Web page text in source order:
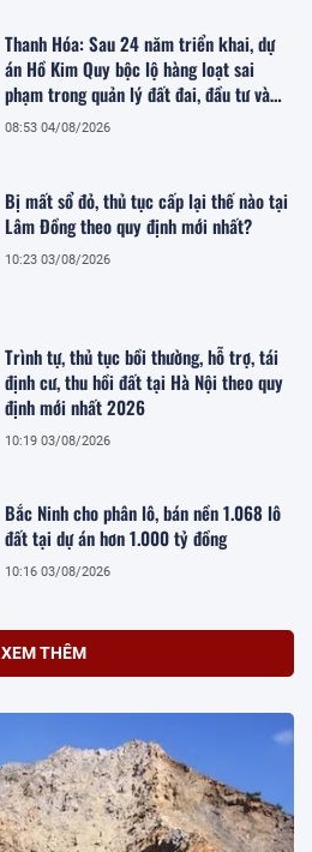
Thanh Hóa: Sau 24 năm triển khai, dự
án Hồ Kim Quy bộc lộ hàng loạt sai
phạm trong quản lý đất đai, đầu tư và
quy hoạch
08:53 04/08/2026
Bị mất sổ đỏ, thủ tục cấp lại thế nào tại
Lâm Đồng theo quy định mới nhất?
10:23 03/08/2026
Trình tự, thủ tục bồi thường, hỗ trợ, tái
định cư, thu hồi đất tại Hà Nội theo quy
định mới nhất 2026
10:19 03/08/2026
Bắc Ninh cho phân lô, bán nền 1.068 lô
đất tại dự án hơn 1.000 tỷ đồng
10:16 03/08/2026
XEM THÊM